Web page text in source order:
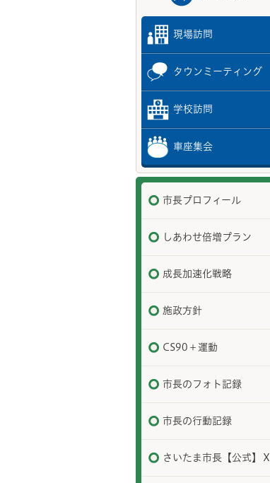
現場訪問
タウンミーティング
学校訪問
車座集会
市長プロフィール
しあわせ倍増プラン
成長加速化戦略
施政方針
CS90＋運動
市長のフォト記録
市長の行動記録
さいたま市長【公式】Ｘ